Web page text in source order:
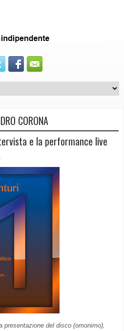
CORONA
e la performance live
presentazione del disco (omonimo),